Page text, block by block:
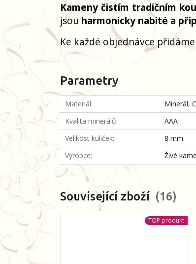
Kameny čistím tradičním
jsou harmonicky nabité a
Ke každé objednávce
Parametry
Materiál
Minerál,
Kvalita minerálů
AAA
Velikost kuliček
8 mm
Výrobce
Živé
Související zboží 16
TOP produkt